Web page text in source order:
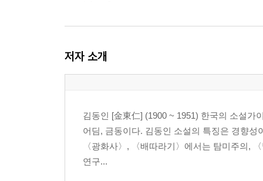
저자 소개
김동인 [金東仁] (1900 ~ 1951) 한국의 소설
어딤, 금동이다. 김동인 소설의 특징은 경향
〈광화사〉, 〈배따라기〉에서는 탐미주의,
연구...